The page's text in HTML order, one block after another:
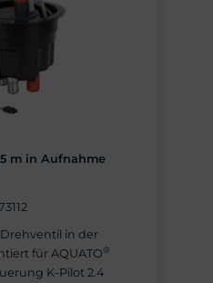
an
in der
Wandschrank
m in Aufnahme
in der
für AQUATO®
K-Pilot 2.4